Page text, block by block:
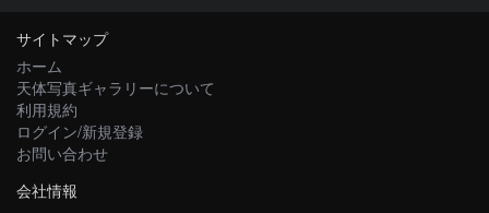
サイトマップ
ホーム
天体写真ギャラリーについて
利用規約
ログイン/新規登録
お問い合わせ
会社情報